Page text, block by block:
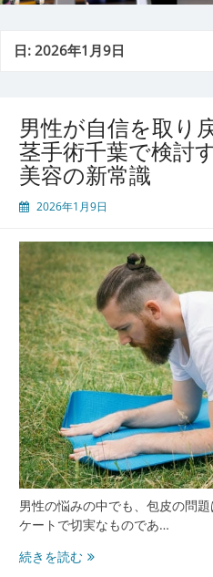
日:2026年1月9日
男性が自信を取り
茎手術千葉で検討
美容の新常識
2026年1月9日
男性の悩みの中でも、包皮の問
ケートで切実なものであ…
続きを読む男